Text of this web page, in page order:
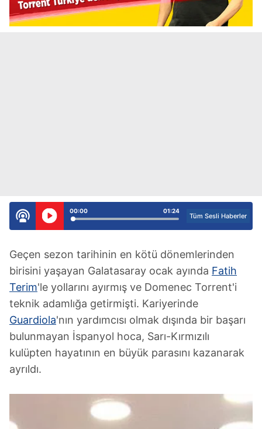
01:24
00:00
Tüm Sesli Haberler
Geçen sezon tarihinin en kötü dönemlerinden
birisini yaşayan Galatasaray ocak ayında Fatih
Terim'le yollarını ayırmış ve Domenec Torrent'i
teknik adamlığa getirmişti. Kariyerinde
Guardiola'nın yardımcısı olmak dışında bir başarı
bulunmayan İspanyol hoca, Sarı-Kırmızılı
kulüpten hayatının en büyük parasını kazanarak
ayrıldı.